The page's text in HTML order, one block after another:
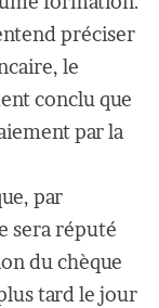
préciser
le
conclu que
par la
par
sera réputé
du chèque
tard le jour